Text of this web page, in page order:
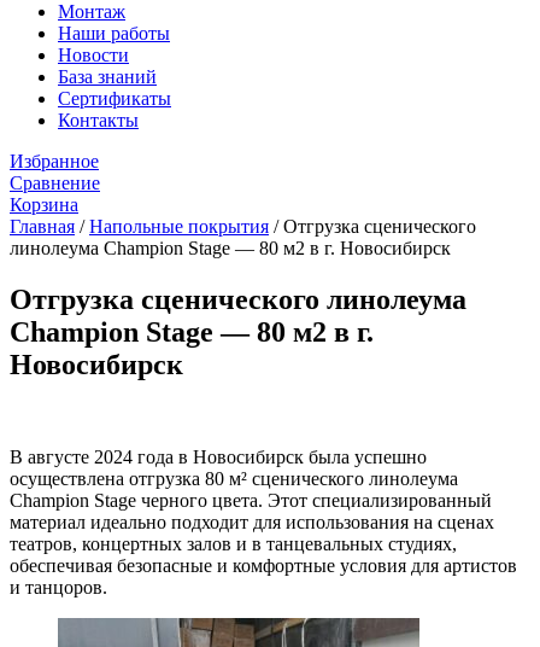
Монтаж
Наши работы
Новости
База знаний
Сертификаты
Контакты
Избранное
Сравнение
Корзина
Главная /Напольные покрытия /Отгрузка сценического
линолеума Champion Stage — 80 м2 в г. Новосибирск
Отгрузка сценического линолеума
Champion Stage — 80 м2 в г.
Новосибирск
В августе 2024 года в Новосибирск была успешно
осуществлена отгрузка 80 м² сценического линолеума
Champion Stage черного цвета. Этот специализированный
материал идеально подходит для использования на сценах
театров, концертных залов и в танцевальных студиях,
обеспечивая безопасные и комфортные условия для артистов
и танцоров.